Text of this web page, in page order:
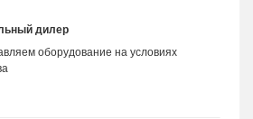
дилер
оборудование на условиях